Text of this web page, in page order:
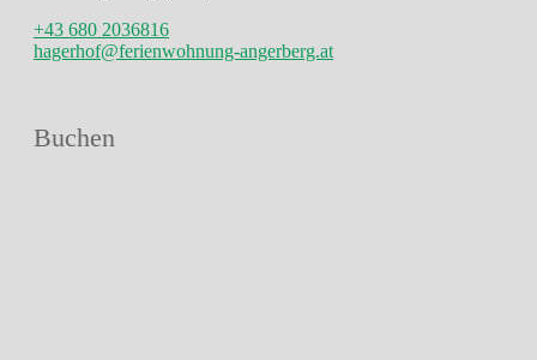
+43 680 2036816
hagerhof@ferienwohnung-angerberg.at
Buchen